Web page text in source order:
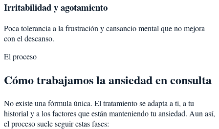
Irritabilidad y agotamiento
Poca tolerancia a la frustración y cansancio mental que no mejora
con el descanso.
El proceso
Cómo trabajamos la ansiedad en consulta
No existe una fórmula única. El tratamiento se adapta a ti, a tu
historial y a los factores que están manteniendo tu ansiedad. Aun así,
el proceso suele seguir estas fases: